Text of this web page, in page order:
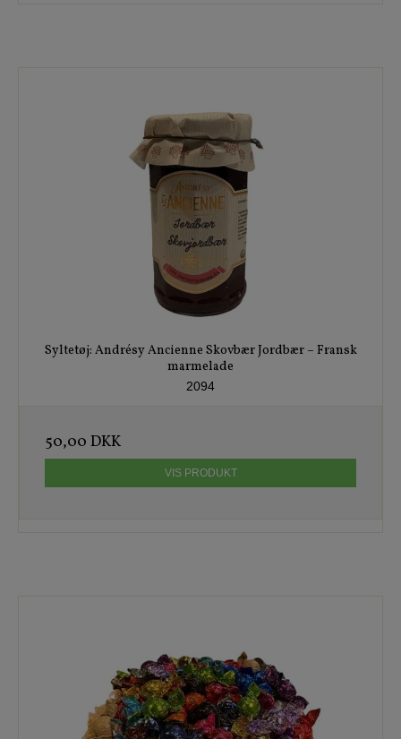
Syltetøj: Andrésy Ancienne Skovbær Jordbær – Fransk
marmelade
2094
50,00 DKK
VIS PRODUKT